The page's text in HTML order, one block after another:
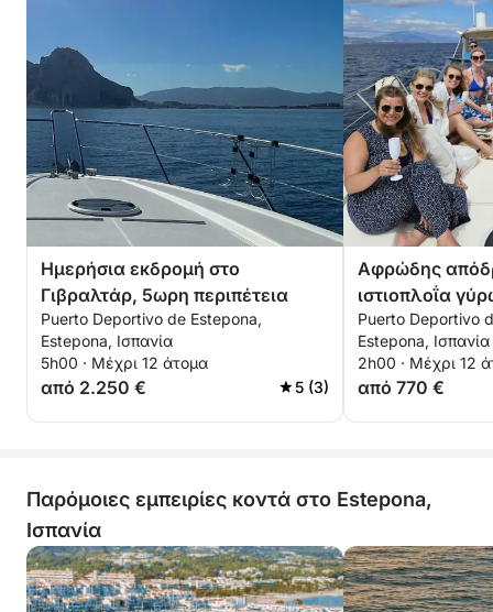
Ημερήσια εκδρομή στο
Γιβραλτάρ, 5ωρη περιπέτεια
Puerto Deportivo de Estepona,
Estepona, Ισπανία
5h00 · Μέχρι 12 άτομα
από 2.250 € 5 (3)
Αφρώδης
ιστιοπλοΐα
του Κρίσταλ
Puerto Deportivo
Estepona, Ισπανία
2h00 · Μέχρι 12
από 770 €
Παρόμοιες εμπειρίες κοντά στο Estepona,
Ισπανία